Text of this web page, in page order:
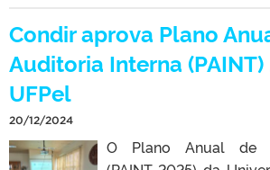
Condir aprova Plano
Auditoria Interna
UFPel
20/12/2024
O Plano Anual de